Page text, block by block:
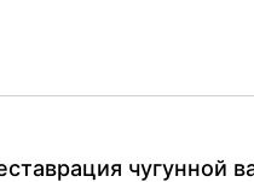
чугунной